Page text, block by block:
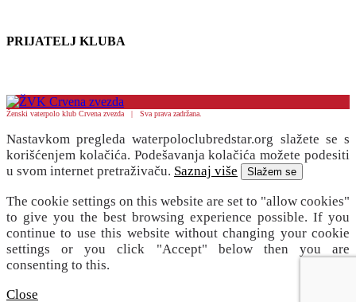
PRIJATELJ KLUBA
Ženski vaterpolo klub Crvena zvezda | Sva prava zadržana.
Nastavkom pregleda waterpoloclubredstar.org slažete se s
korišćenjem kolačića. Podešavanja kolačića možete podesiti
u svom internet pretraživaču. Saznaj više Slažem se
The cookie settings on this website are set to "allow cookies"
to give you the best browsing experience possible. If you
continue to use this website without changing your cookie
settings or you click "Accept" below then you are
consenting to this.
Close